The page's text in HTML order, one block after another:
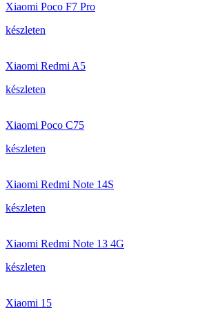
Xiaomi Poco F7 Pro
készleten
Xiaomi Redmi A5
készleten
Xiaomi Poco C75
készleten
Xiaomi Redmi Note 14S
készleten
Xiaomi Redmi Note 13 4G
készleten
Xiaomi 15